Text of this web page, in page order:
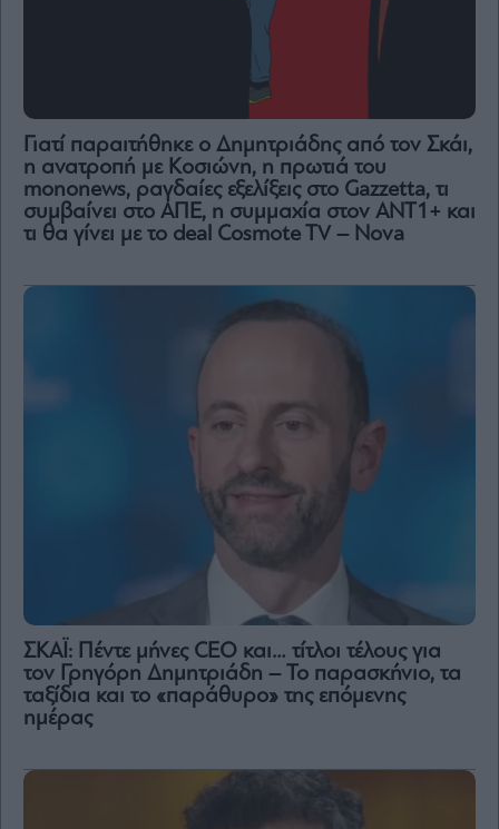
Γιατί παραιτήθηκε ο Δημητριάδης από τον Σκάι,
η ανατροπή με Κοσιώνη, η πρωτιά του
mononews, ραγδαίες εξελίξεις στο Gazzetta, τι
συμβαίνει στο ΑΠΕ, η συμμαχία στον ΑΝΤ1+ και
τι θα γίνει με το deal Cosmote TV – Nova
ΣΚΑΪ: Πέντε μήνες CEO και… τίτλοι τέλους για
τον Γρηγόρη Δημητριάδη – Το παρασκήνιο, τα
ταξίδια και το «παράθυρο» της επόμενης
ημέρας